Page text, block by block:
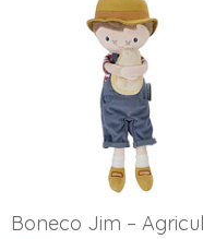
Boneco Jim –